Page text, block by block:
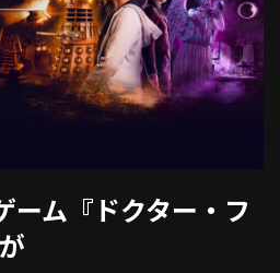
ーム『ドクター・フ